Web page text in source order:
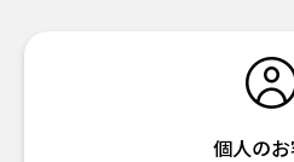
個人の